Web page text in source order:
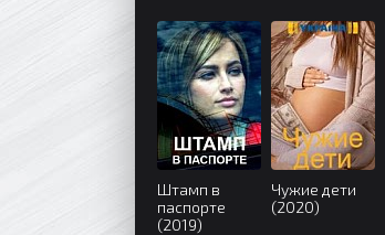
Штамп в
паспорте
(2019)
Чужие дети
(2020)